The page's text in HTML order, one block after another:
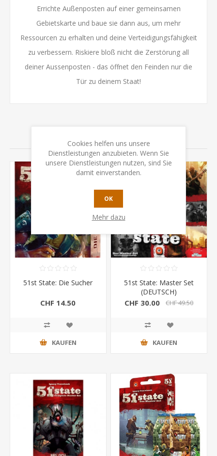
Errichte Außenposten auf einer gemeinsamen
Gebietskarte und baue sie dann aus, um mehr
Ressourcen zu erhalten und deine Verteidigungsfähigkeit
zu verbessern. Riskiere bloß nicht die Zerstörung all
deiner Aussenposten - das öffnet den Feinden nur die
Tür zu deinem Staat!
VERWANDTE PRODUKTE
51st State: Die Sucher
CHF 14.50
KAUFEN
-39%
51st State: Master Set
(DEUTSCH)
CHF 30.00 CHF 49.50
KAUFEN
Cookies helfen uns unsere
Dienstleistungen anzubieten. Wenn Sie
unsere Dienstleistungen nutzen, sind Sie
damit einverstanden.
OK
Mehr dazu